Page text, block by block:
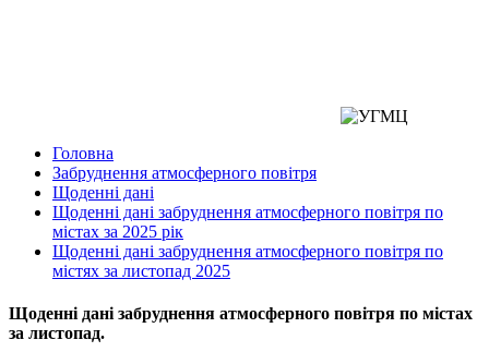
Головна
Забруднення атмосферного повітря
Щоденні дані
Щоденні дані забруднення атмосферного повітря по
містах за 2025 рік
Щоденні дані забруднення атмосферного повітря по
містях за листопад 2025
Щоденні дані забруднення атмосферного повітря по містах
за листопад.